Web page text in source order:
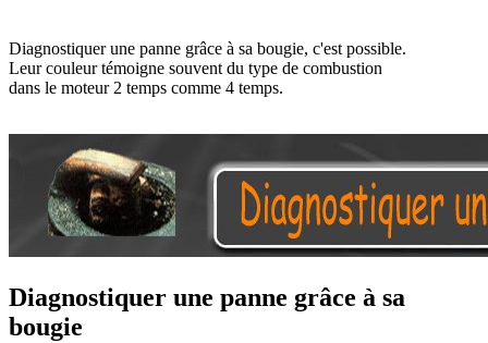
Diagnostiquer une panne grâce à sa bougie, c'est possible.
Leur couleur témoigne souvent du type de combustion
dans le moteur 2 temps comme 4 temps.
Diagnostiquer une panne grâce à sa
bougie